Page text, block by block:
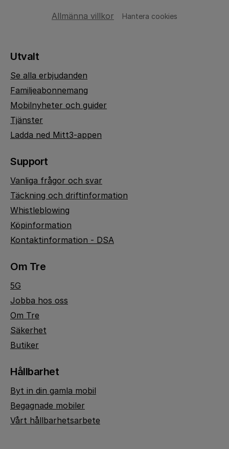
Allmänna villkor Hantera cookies
Utvalt
Se alla erbjudanden
Familjeabonnemang
Mobilnyheter och guider
Tjänster
Ladda ned Mitt3-appen
Support
Vanliga frågor och svar
Täckning och driftinformation
Whistleblowing
Köpinformation
Kontaktinformation - DSA
Om Tre
5G
Jobba hos oss
Om Tre
Säkerhet
Butiker
Hållbarhet
Byt in din gamla mobil
Begagnade mobiler
Vårt hållbarhetsarbete